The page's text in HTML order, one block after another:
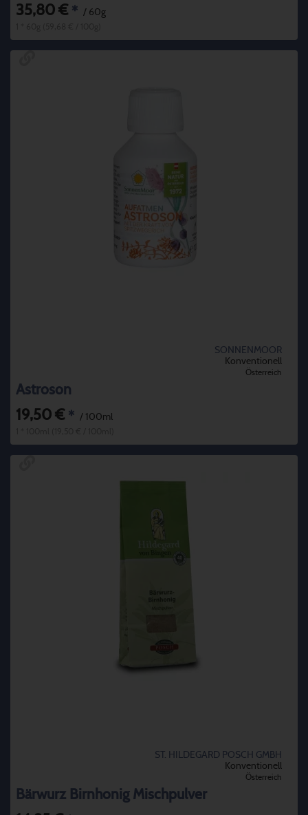
35,80 € * / 60g
SONNENMOOR
Konventionell
Österreich
Astroson
19,50 € * / 100ml
ST. HILDEGARD POSCH GMBH
Konventionell
Österreich
Bärwurz Birnhonig Mischpulver